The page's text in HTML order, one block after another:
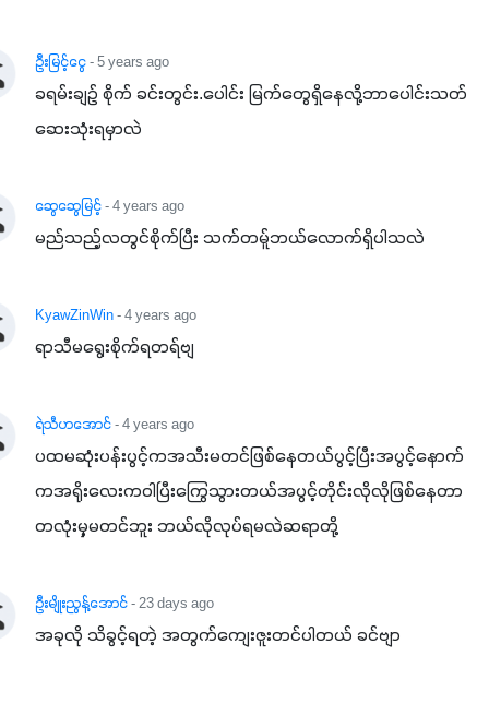
ဦးမြင့်ငွေ- 5 years ago
ခရမ်းချဥ် စိုက် ခင်းတွင်း.ပေါင်း မြက်တွေရှိနေလို့ဘာပေါင်းသတ်
ဆေးသုံးရမှာလဲ
ဆွေဆွေမြင့်- 4 years ago
မည်သည့်လတွင်စိုက်ပြီး သက်တမ်ူဘယ်လောက်ရှိပါသလဲ
KyawZinWin- 4 years ago
ရာသီမရွေးစိုက်ရတရ်ဗျ
ရဲသီဟအောင်- 4 years ago
ပထမဆုံးပန်းပွင့်ကအသီးမတင်ဖြစ်နေတယ်ပွင့်ပြီးအပွင့်နောက်
ကအရိုးလေးကဝါပြီးကြွေသွားတယ်အပွင့်တိုင်းလိုလိုဖြစ်နေတာ
တလုံးမှ့မတင်ဘူး ဘယ်လိုလုပ်ရမလဲဆရာတို့
ဦးမျိုးညွန့်အောင်- 23 days ago
အခုလို သိခွင့်ရတဲ့ အတွက်ကျေးဇူးတင်ပါတယ် ခင်ဗျာ